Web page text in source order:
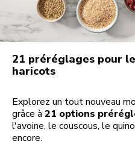
21 préréglages pour
haricots
Explorez un tout nouveau
grâce à 21 options
l'avoine, le couscous, le
encore.